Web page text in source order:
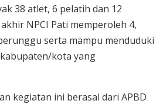
38 atlet, 6 pelatih dan 12
NPCI Pati memperoleh 4,
serta mampu menduduki
kota yang
kegiatan ini berasal dari APBD